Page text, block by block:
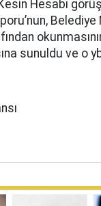
Hesabı
sunuldu ve o